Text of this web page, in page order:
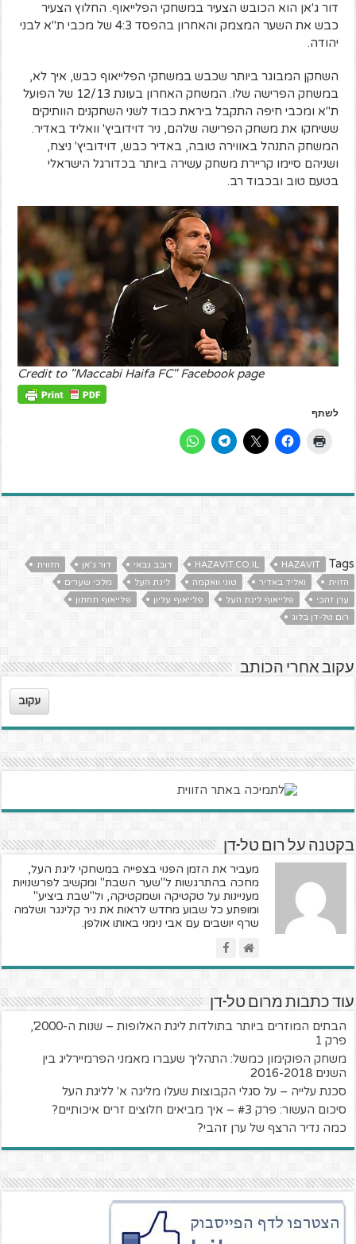
דור ג'אן הוא הכובש הצעיר במשחקי הפלייאוף. החלוץ הצעיר
כבש את השער המצמק והאחרון בהפסד 4:3 של מכבי ת"א לבני
יהודה.
השחקן המבוגר ביותר שכבש במשחקי הפלייאוף כבש, איך לא,
במשחק הפרישה שלו. המשחק האחרון בעונת 12/13 של הפועל
ת"א ומכבי חיפה התקבל ביראת כבוד לשני השחקנים הוותיקים
ששיחקו את משחק הפרישה שלהם, ניר דוידוביץ' וואליד באדיר.
המשחק התנהל באווירה טובה, באדיר כבש, דוידוביץ' ניצח,
ושניהם סיימו קריירת משחק עשירה ביותר בכדורגל הישראלי
בטעם טוב ובכבוד רב.
Credit to "Maccabi Haifa FC" Facebook page
לשתף
Tags
HAZAVIT
HAZAVIT.CO.IL דובב גבאי דור ג'אן
הזווית
הזוית
ואליד באדיר טוני וואקמה ליגת העל
מלכי שערים
ערן זהבי
פלייאוף ליגת העל פלייאוף עליון
פלייאוף תחתון
רום טל-דן בלוג
עקוב אחרי הכותב
עקוב
בקטנה על רום טל-דן
מעביר את הזמן הפנוי בצפייה במשחקי ליגת העל,
מחכה בהתרגשות ל"שער השבת" ומקשיב לפרשנויות
מעניינות על טקטיקה ושמקטיקה, ול"שבת ביציע"
ומופתע כל שבוע מחדש לראות את ניר קלינגר ושלמה
שרף יושבים עם אבי נימני באותו אולפן.
עוד כתבות מרום טל-דן
הבתים המוזרים ביותר בתולדות ליגת האלופות – שנות ה-2000',
פרק 1
משחק הפוקימון כמשל: התהליך שעברו מאמני הפרמיירליג בין
השנים 2016-2018
סכנת עלייה – על סגלי הקבוצות שעלו מליגה א' לליגת העל
סיכום העשור: פרק #3 – איך מביאים חלוצים זרים איכותיים?
כמה נדיר הרצף של ערן זהבי?